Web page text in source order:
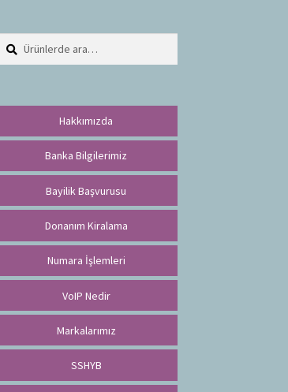
Ara:
Hakkımızda
Banka Bilgilerimiz
Bayilik Başvurusu
Donanım Kiralama
Numara İşlemleri
VoIP Nedir
Markalarımız
SSHYB